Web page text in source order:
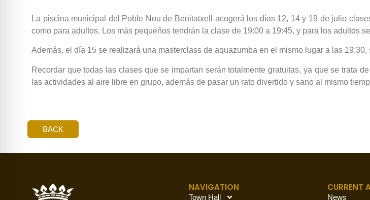
La piscina municipal del Poble Nou de Benitatxell acogerá los días 12, 14 y 19 de julio
como para adultos. Los más pequeños tendrán la clase de 19:00 a 19:45, y para los adultos
Además, el día 15 se realizará una masterclass de aquazumba en el mismo lugar a las 19:30,
Recordar que todas las clases que se impartan serán totalmente gratuitas, ya que se trata
las actividades al aire libre en grupo, además de pasar un rato divertido y sano al mismo
BACK
NAVIGATION
Town Hall
CURRENT
News